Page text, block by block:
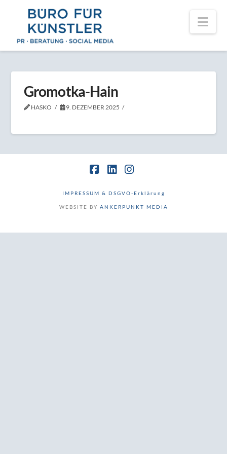
Gromotka-Hain
HASKO 9. DEZEMBER 2025
IMPRESSUM & DSGVO-Erklärung
WEBSITE BY ANKERPUNKT MEDIA